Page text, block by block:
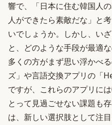
響で、「日本に住む韓国人
人ができたら素敵だな」と
いでしょうか。しかし、い
と、どのような手段が最適
多くの方がまず思い浮かべ
ズ」や言語交換アプリの「
ですが、これらのアプリに
とって見過ごせない課題も
は、新しい選択肢として注